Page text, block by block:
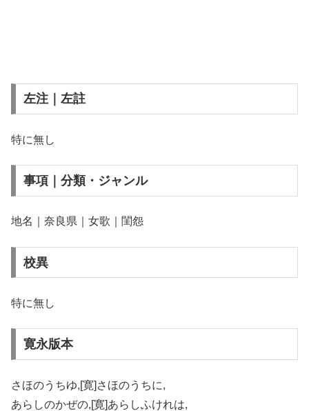
左注｜左註
特に無し
事項｜分類・ジャンル
地名｜奈良県｜女歌｜閨怨
校異
特に無し
寛永版本
さほのうちゆ,[寛]さほのうちに,
あらしのかぜの,[寛]あらしふけれは,